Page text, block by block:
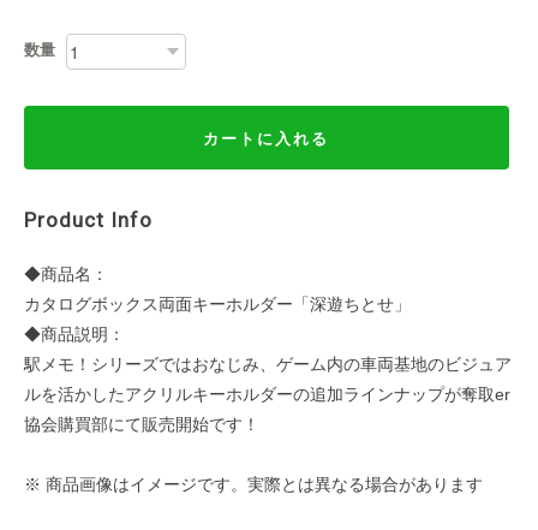
数量
カートに入れる
Product Info
◆商品名：
カタログボックス両面キーホルダー「深遊ちとせ」
◆商品説明：
駅メモ！シリーズではおなじみ、ゲーム内の車両基地のビジュア
ルを活かしたアクリルキーホルダーの追加ラインナップが奪取er
協会購買部にて販売開始です！
※ 商品画像はイメージです。実際とは異なる場合があります